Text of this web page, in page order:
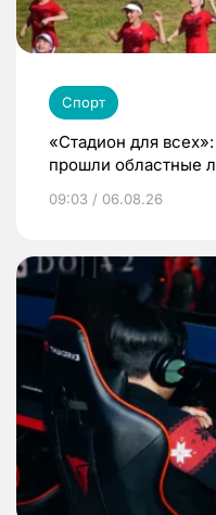
Спорт
«Стадион для
прошли областные
09:03 / 06.08.26